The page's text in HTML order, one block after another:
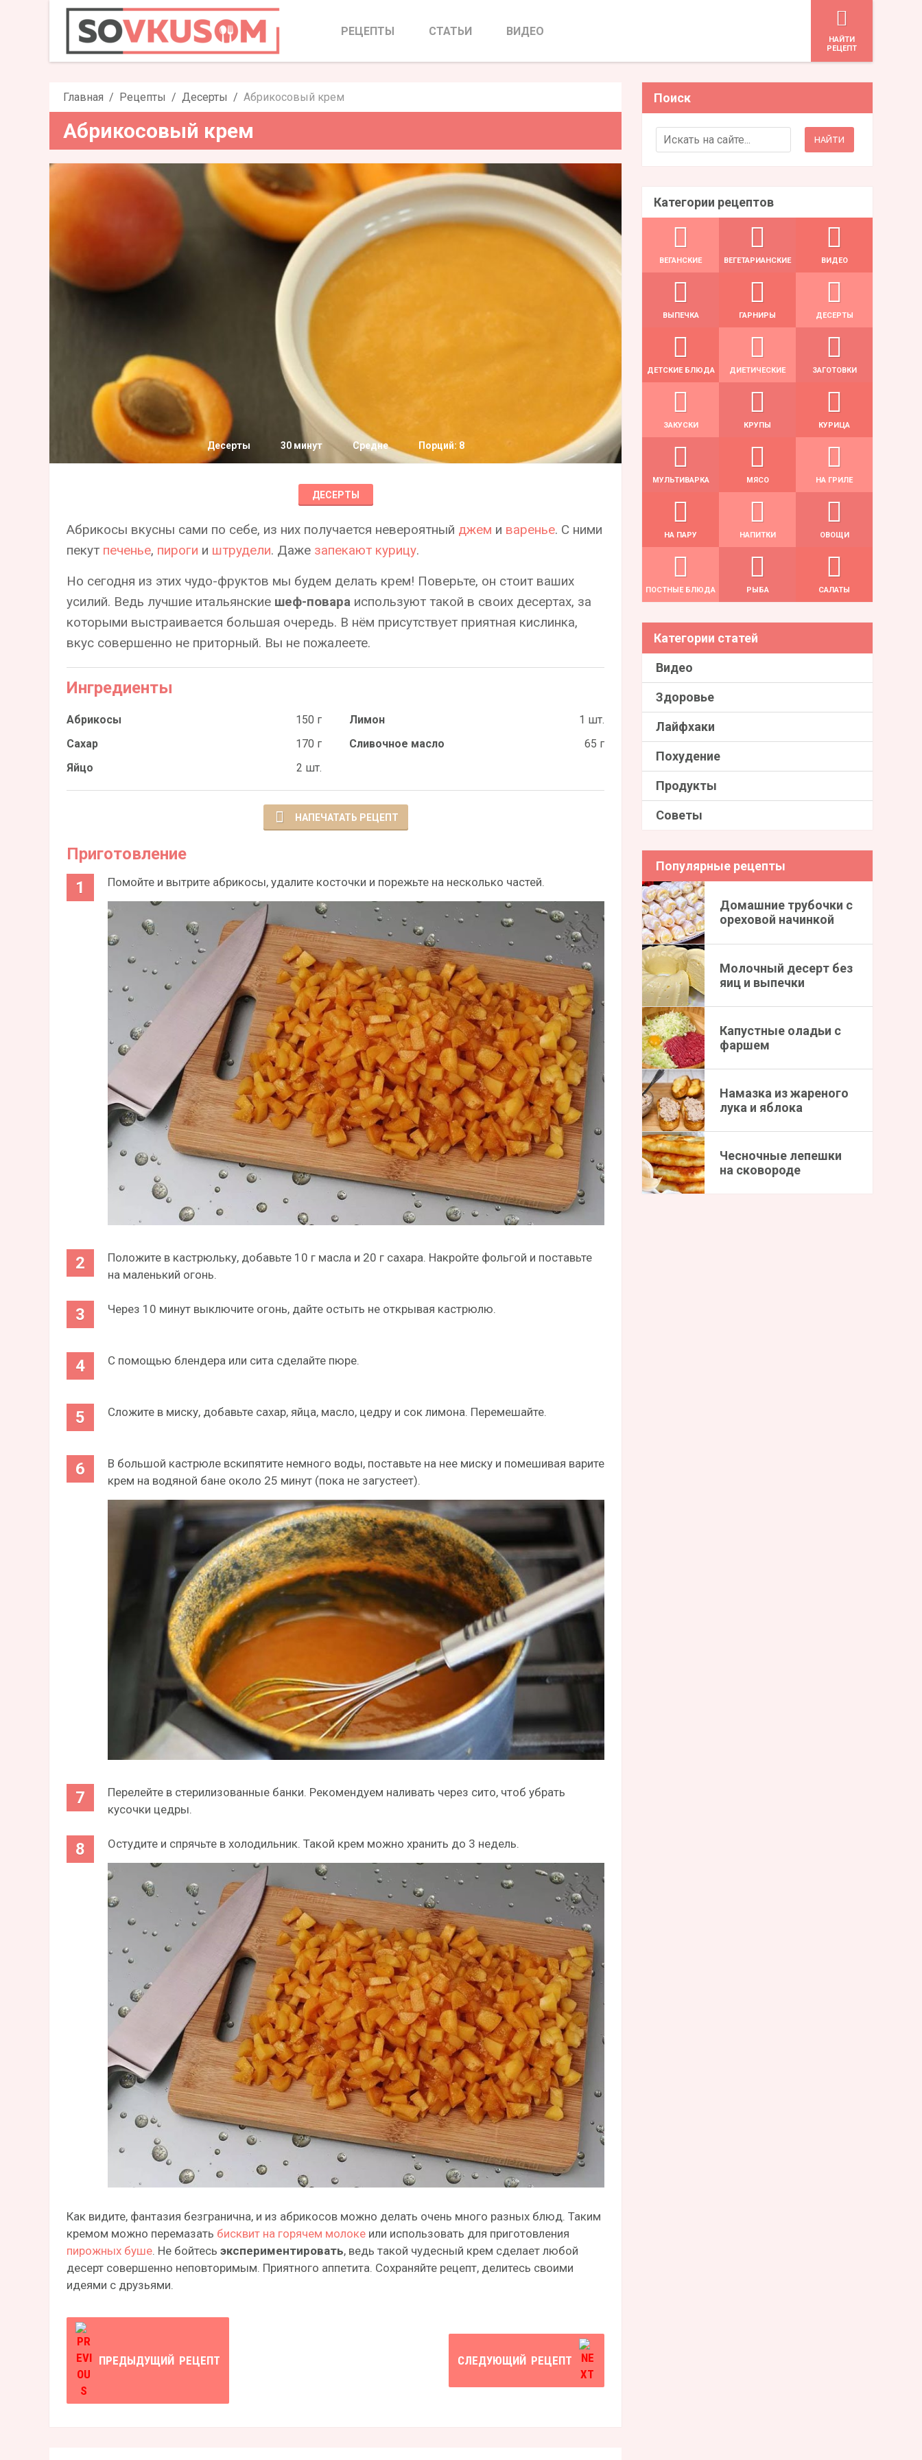
Абрикосовый крем
РЕЦЕПТЫ СТАТЬИ ВИДЕО
HАЙТИ
РЕЦЕПТ
Главная Рецепты Десерты Абрикосовый крем
Абрикосовый крем
Десерты 30 минут Средне Порций: 8
ДЕСЕРТЫ
Абрикосы вкусны сами по себе, из них получается невероятный джем и варенье. С ними
пекут печенье, пироги и штрудели. Даже запекают курицу.
Но сегодня из этих чудо-фруктов мы будем делать крем! Поверьте, он стоит ваших
усилий. Ведь лучшие итальянские шеф-повара используют такой в своих десертах, за
которыми выстраивается большая очередь. В нём присутствует приятная кислинка,
вкус совершенно не приторный. Вы не пожалеете.
Ингредиенты
Абрикосы 150 г Лимон
1 шт.
Сахар
170 г Сливочное масло
65 г
Яйцо
2 шт.
НАПЕЧАТАТЬ РЕЦЕПТ
Приготовление
Помойте и вытрите абрикосы, удалите косточки и порежьте на несколько частей.
Положите в кастрюльку, добавьте 10 г масла и 20 г сахара. Накройте фольгой и поставьте
на маленький огонь.
Через 10 минут выключите огонь, дайте остыть не открывая кастрюлю.
С помощью блендера или сита сделайте пюре.
Сложите в миску, добавьте сахар, яйца, масло, цедру и сок лимона. Перемешайте.
В большой кастрюле вскипятите немного воды, поставьте на нее миску и помешивая варите
крем на водяной бане около 25 минут (пока не загустеет).
Перелейте в стерилизованные банки. Рекомендуем наливать через сито, чтоб убрать
кусочки цедры.
Остудите и спрячьте в холодильник. Такой крем можно хранить до 3 недель.
Как видите, фантазия безгранична, и из абрикосов можно делать очень много разных блюд. Таким
кремом можно перемазать бисквит на горячем молоке или использовать для приготовления
пирожных буше. Не бойтесь экспериментировать, ведь такой чудесный крем сделает любой
десерт совершенно неповторимым. Приятного аппетита. Сохраняйте рецепт, делитесь своими
идеями с друзьями.
ПРЕДЫДУЩИЙ РЕЦЕПТ СЛЕДУЮЩИЙ РЕЦЕПТ
Поиск
Search for:
Категории рецептов
ВЕГАНСКИЕ ВЕГЕТАРИАНСКИЕ ВИДЕО
ВЫПЕЧКА ГАРНИРЫ ДЕСЕРТЫ
ДЕТСКИЕ БЛЮДА ДИЕТИЧЕСКИЕ ЗАГОТОВКИ
ЗАКУСКИ КРУПЫ КУРИЦА
МУЛЬТИВАРКА МЯСО НА ГРИЛЕ
НА ПАРУ НАПИТКИ ОВОЩИ
ПОСТНЫЕ БЛЮДА РЫБА САЛАТЫ
Категории статей
Видео
Здоровье
Лайфхаки
Похудение
Продукты
Советы
Популярные рецепты
Домашние трубочки с
ореховой начинкой
Молочный десерт без
яиц и выпечки
Капустные оладьи с
фаршем
Намазка из жареного
лука и яблока
Чесночные лепешки
на сковороде